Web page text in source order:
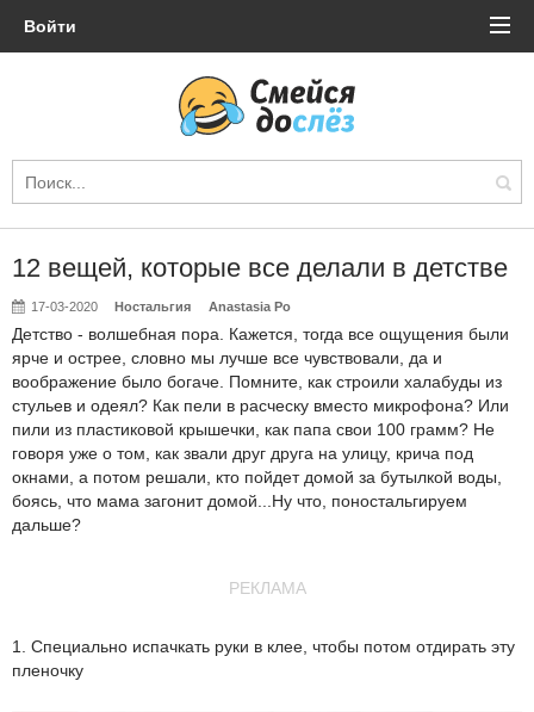
Войти
12 вещей, которые все делали в детстве
17-03-2020 Ностальгия Anastasia Po
Детство - волшебная пора. Кажется, тогда все ощущения были
ярче и острее, словно мы лучше все чувствовали, да и
воображение было богаче. Помните, как строили халабуды из
стульев и одеял? Как пели в расческу вместо микрофона? Или
пили из пластиковой крышечки, как папа свои 100 грамм? Не
говоря уже о том, как звали друг друга на улицу, крича под
окнами, а потом решали, кто пойдет домой за бутылкой воды,
боясь, что мама загонит домой...Ну что, поностальгируем
дальше?
РЕКЛАМА
1. Специально испачкать руки в клее, чтобы потом отдирать эту
пленочку